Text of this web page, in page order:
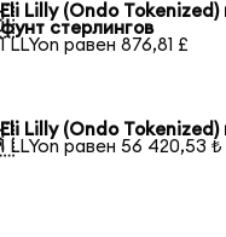
Eli Lilly (Ondo Tokenized)
фунт стерлингов
1 LLYon равен 876,81 £
Eli Lilly (Ondo Tokenized)
1 LLYon равен 56 420,53 ₺